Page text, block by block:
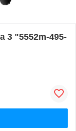
3 "5552m-495-